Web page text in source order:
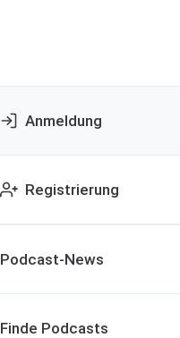
Anmeldung
Registrierung
Podcast-News
Finde Podcasts